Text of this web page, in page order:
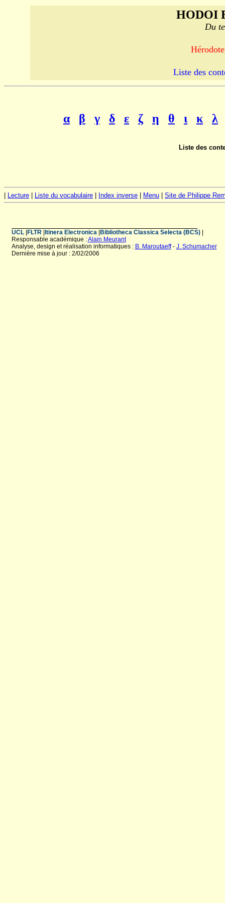
HODOI
Du
Liste des
α β γ δ ε ζ η θ ι κ λ
Liste des
| Lecture | Liste du vocabulaire | Index inverse | Menu | Site de Philippe
UCL|FLTR |Itinera Electronica |Bibliotheca Classica Selecta (BCS)|
Responsable académique :Alain Meurant
Analyse, design et réalisation informatiques : B. Maroutaeff- J. Schumacher
Dernière mise à jour : 2/02/2006